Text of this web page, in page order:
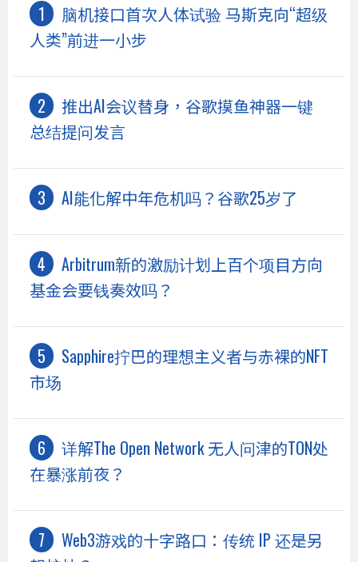
脑机接口首次人体试验 马斯克向“超级
人类”前进一小步
推出AI会议替身，谷歌摸鱼神器一键
总结提问发言
AI能化解中年危机吗？谷歌25岁了
Arbitrum新的激励计划上百个项目方向
基金会要钱奏效吗？
Sapphire拧巴的理想主义者与赤裸的NFT
市场
详解The Open Network 无人问津的TON处
在暴涨前夜？
Web3游戏的十字路口：传统 IP 还是另